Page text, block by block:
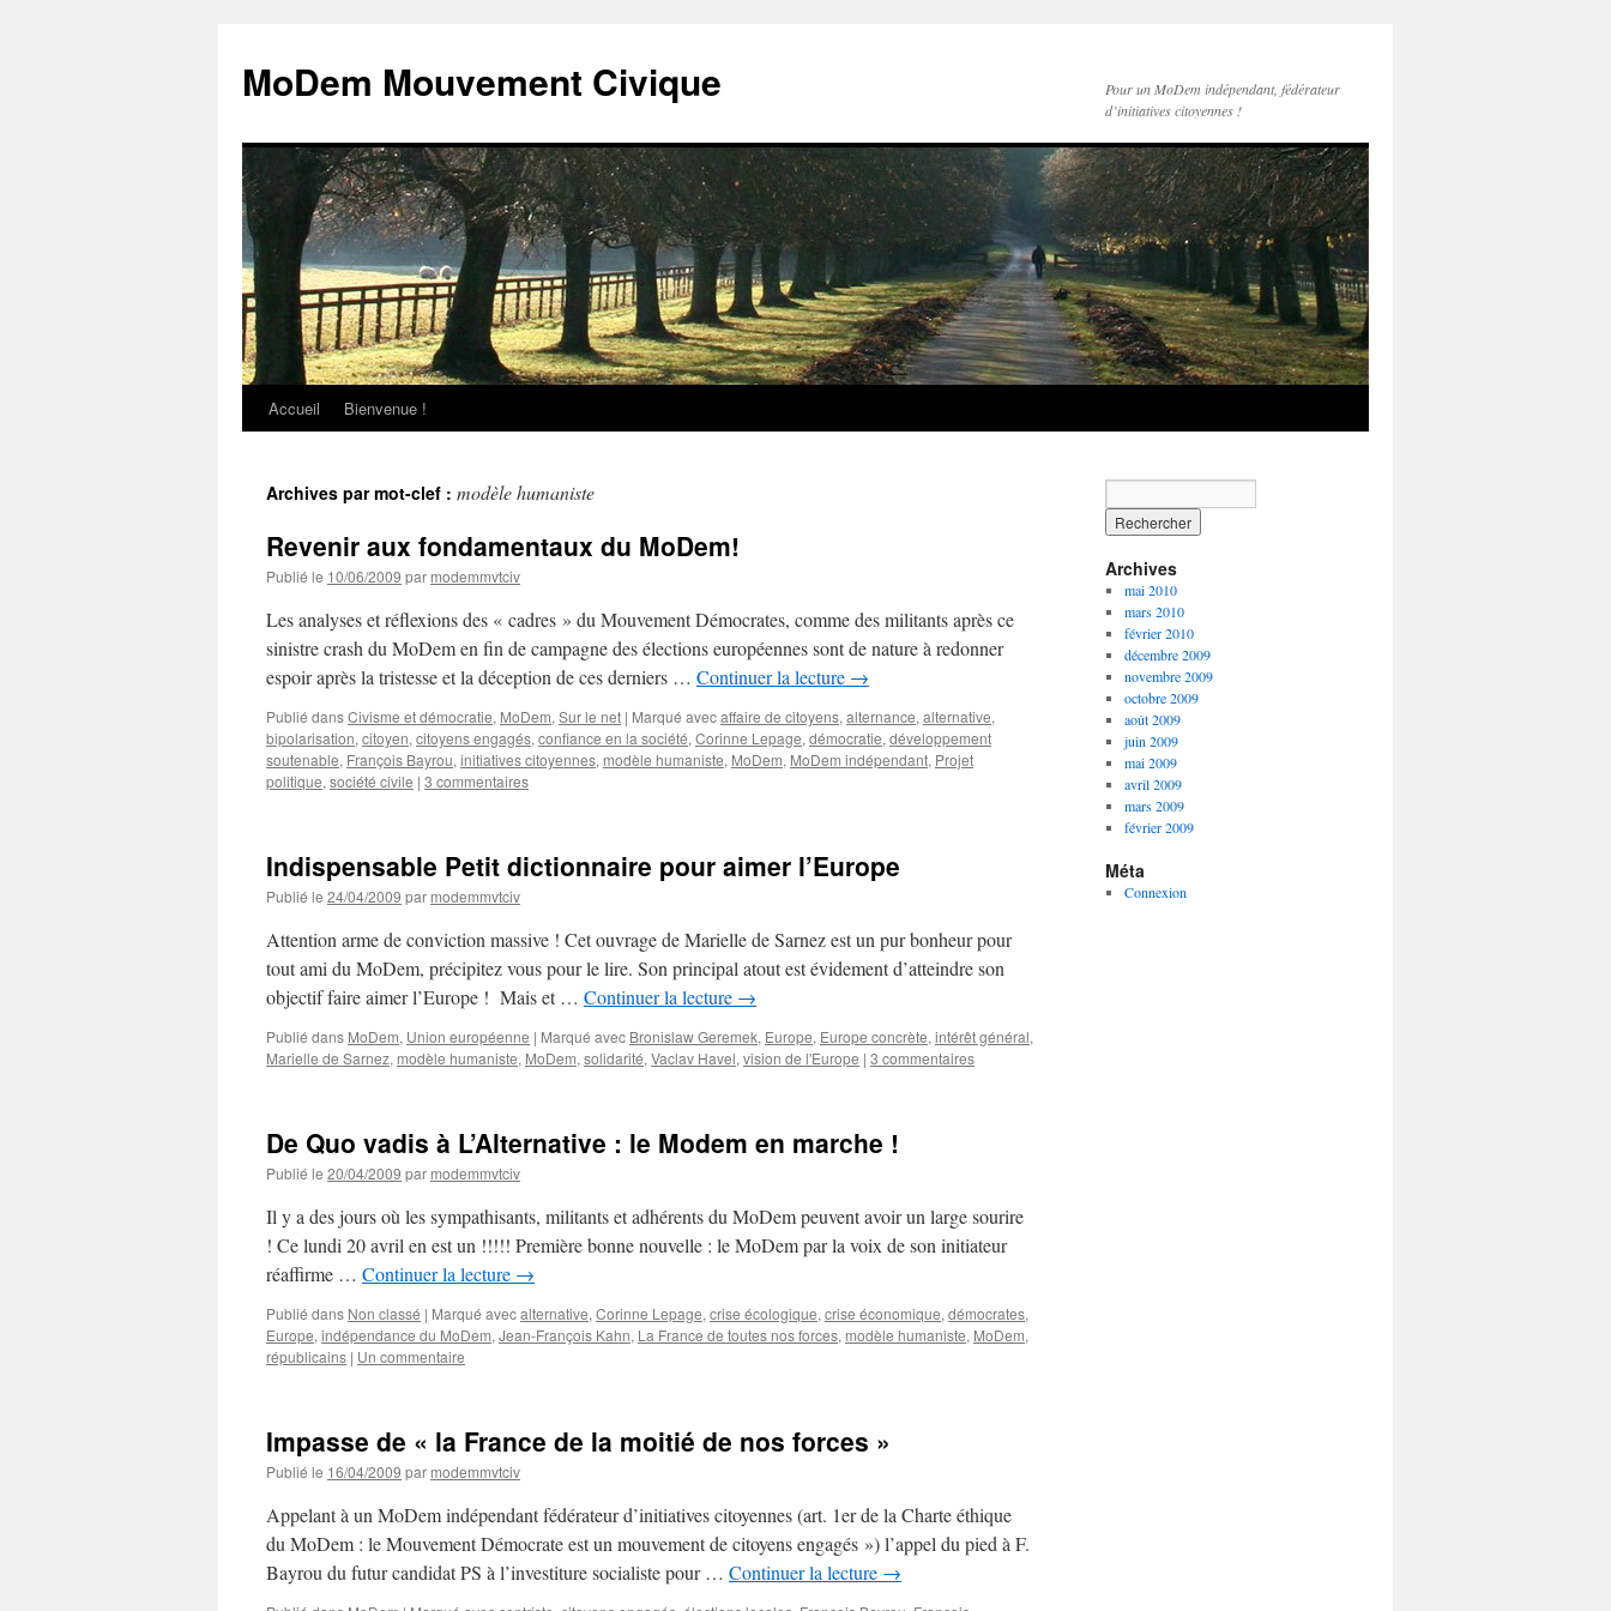
MoDem Mouvement Civique
Pour un MoDem indépendant, fédérateur
d’initiatives citoyennes !
Aller
contenu
Accueil Bienvenue !
Archives par mot-clef : modèle humaniste
Revenir aux fondamentaux du MoDem!
Publié le 10/06/2009 par modemmvtciv
Les analyses et réflexions des « cadres » du Mouvement Démocrates, comme des militants après ce
sinistre crash du MoDem en fin de campagne des élections européennes sont de nature à redonner
espoir après la tristesse et la déception de ces derniers … Continuer la lecture →
Publié dansCivisme et démocratie, MoDem, Sur le net | Marqué avecaffaire de citoyens, alternance, alternative,
bipolarisation, citoyen, citoyens engagés, confiance en la société, Corinne Lepage, démocratie, développement
soutenable, François Bayrou, initiatives citoyennes, modèle humaniste, MoDem, MoDem indépendant, Projet
politique, société civile | 3 commentaires
Indispensable Petit dictionnaire pour aimer l’Europe
Publié le 24/04/2009 par modemmvtciv
Attention arme de conviction massive ! Cet ouvrage de Marielle de Sarnez est un pur bonheur pour
tout ami du MoDem, précipitez vous pour le lire. Son principal atout est évidement d’atteindre son
objectif faire aimer l’Europe ! Mais et … Continuer la lecture →
Publié dans MoDem, Union européenne | Marqué avec Bronislaw Geremek, Europe, Europe concrète, intérêt général,
Marielle de Sarnez, modèle humaniste, MoDem, solidarité, Vaclav Havel, vision de l'Europe | 3 commentaires
De Quo vadis à L’Alternative : le Modem en marche !
Publié le 20/04/2009 par modemmvtciv
Il y a des jours où les sympathisants, militants et adhérents du MoDem peuvent avoir un large sourire
! Ce lundi 20 avril en est un !!!!! Première bonne nouvelle : le MoDem par la voix de son initiateur
réaffirme … Continuer la lecture →
Publié dans Non classé | Marqué avecalternative, Corinne Lepage, crise écologique, crise économique, démocrates,
Europe, indépendance du MoDem, Jean-François Kahn, La France de toutes nos forces, modèle humaniste, MoDem,
républicains | Un commentaire
Impasse de « la France de la moitié de nos forces »
Publié le 16/04/2009 par modemmvtciv
Appelant à un MoDem indépendant fédérateur d’initiatives citoyennes (art. 1er de la Charte éthique
du MoDem : le Mouvement Démocrate est un mouvement de citoyens engagés ») l’appel du pied à F.
Bayrou du futur candidat PS à l’investiture socialiste pour … Continuer la lecture →
Archives
mai 2010
mars 2010
février 2010
décembre 2009
novembre 2009
octobre 2009
août 2009
juin 2009
mai 2009
avril 2009
mars 2009
février 2009
Méta
Connexion